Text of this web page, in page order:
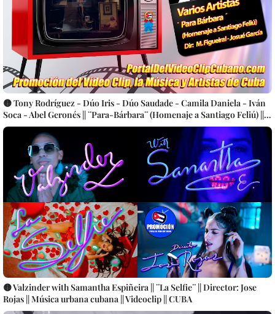
🟡 Tony Rodríguez - Dúo Iris - Dúo Saudade - Camila Daniela - Iván
Soca - Abel Geronés || ¨Para-Bárbara¨ (Homenaje a Santiago Feliú) ||
Dirección: Mauricio Figueiral - Josué García || Videoclip || Música
Cubana || Trova || CUBA
🟡 Valzinder with Samantha Espiñeira || ¨La Selfie¨ || Director: Jose
Rojas || Música urbana cubana || Videoclip || CUBA